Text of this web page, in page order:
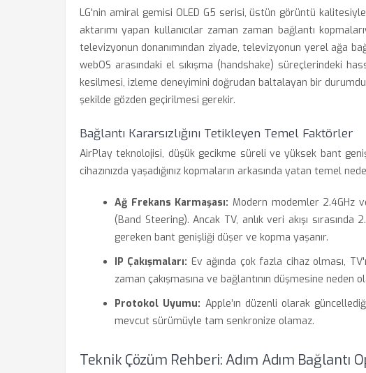
LG'nin amiral gemisi OLED G5 serisi, üstün görüntü
aktarımı yapan kullanıcılar zaman zaman bağlantı
televizyonun donanımından ziyade, televizyonun yerel ağa
webOS arasındaki el sıkışma (handshake) süreçlerindeki
kesilmesi, izleme deneyimini doğrudan baltalayan bir
şekilde gözden geçirilmesi gerekir.
Bağlantı Kararsızlığını Tetikleyen Temel Faktörler
AirPlay teknolojisi, düşük gecikme süreli ve yüksek bant
cihazınızda yaşadığınız kopmaların arkasında yatan temel
Ağ Frekans Karmaşası: Modern modemler 2.4GHz
(Band Steering). Ancak TV, anlık veri akışı sırasında
gereken bant genişliği düşer ve kopma yaşanır.
IP Çakışmaları: Ev ağında çok fazla cihaz olması,
zaman çakışmasına ve bağlantının düşmesine neden
Protokol Uyumu: Apple’ın düzenli olarak
mevcut sürümüyle tam senkronize olamaz.
Teknik Çözüm Rehberi: Adım Adım Bağlantı